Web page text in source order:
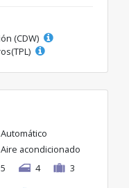
(CDW)
Automático
Aire acondicionado
5
4 3